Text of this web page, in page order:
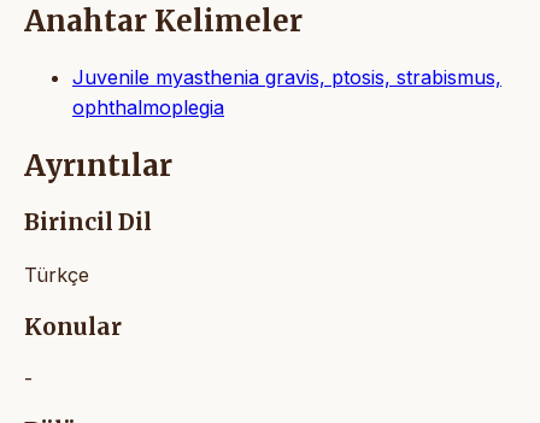
Anahtar Kelimeler
Juvenile myasthenia gravis, ptosis, strabismus,
ophthalmoplegia
Ayrıntılar
Birincil Dil
Türkçe
Konular
-